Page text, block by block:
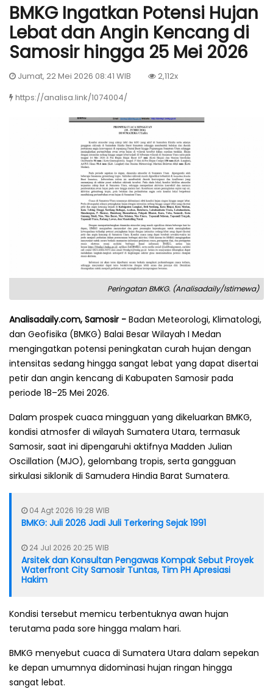
BMKG Ingatkan Potensi Hujan
Lebat dan Angin Kencang di
Samosir hingga 25 Mei 2026
Jumat, 22 Mei 2026 08:41 WIB
2,112x
https://analisa.link/1074004/
Peringatan BMKG. (Analisadaily/Istimewa)
Analisadaily.com, Samosir - Badan Meteorologi, Klimatologi,
dan Geofisika (BMKG) Balai Besar Wilayah I Medan
mengingatkan potensi peningkatan curah hujan dengan
intensitas sedang hingga sangat lebat yang dapat disertai
petir dan angin kencang di Kabupaten Samosir pada
periode 18–25 Mei 2026.
Dalam prospek cuaca mingguan yang dikeluarkan BMKG,
kondisi atmosfer di wilayah Sumatera Utara, termasuk
Samosir, saat ini dipengaruhi aktifnya Madden Julian
Oscillation (MJO), gelombang tropis, serta gangguan
sirkulasi siklonik di Samudera Hindia Barat Sumatera.
04 Agt 2026 19:28 WIB
BMKG: Juli 2026 Jadi Juli Terkering Sejak 1991
24 Jul 2026 20:25 WIB
Arsitek dan Konsultan Pengawas Kompak Sebut Proyek
Waterfront City Samosir Tuntas, Tim PH Apresiasi
Hakim
Kondisi tersebut memicu terbentuknya awan hujan
terutama pada sore hingga malam hari.
BMKG menyebut cuaca di Sumatera Utara dalam sepekan
ke depan umumnya didominasi hujan ringan hingga
sangat lebat.